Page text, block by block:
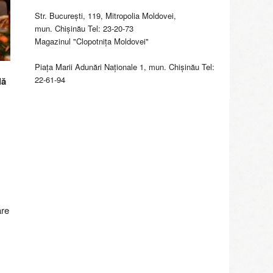
Str. Bucureşti, 119, Mitropolia Moldovei,
mun. Chişinău Tel: 23-20-73
Magazinul "Clopotniţa Moldovei"
Piaţa Marii Adunări Naţionale 1, mun. Chişinău Tel:
22-61-94